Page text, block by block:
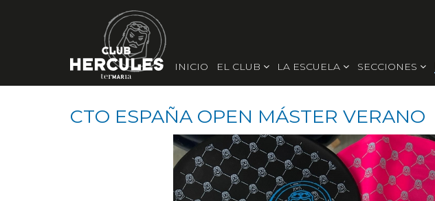
INICIO EL CLUB LA ESCUELA SECCIONES
CTO ESPAÑA OPEN MÁSTER VERANO